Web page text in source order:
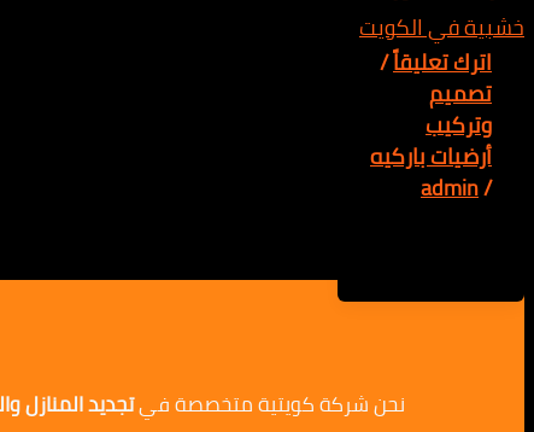
اترك تعليقاً/
تصميم
وتركيب
أرضيات باركيه
/
admin
نحن شركة كويتية متخصصة فيتجديد المنازل